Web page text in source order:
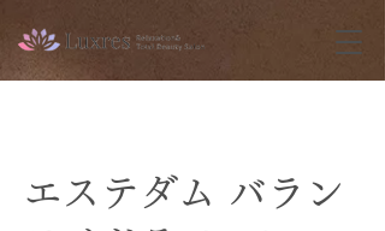
エステダム バラン